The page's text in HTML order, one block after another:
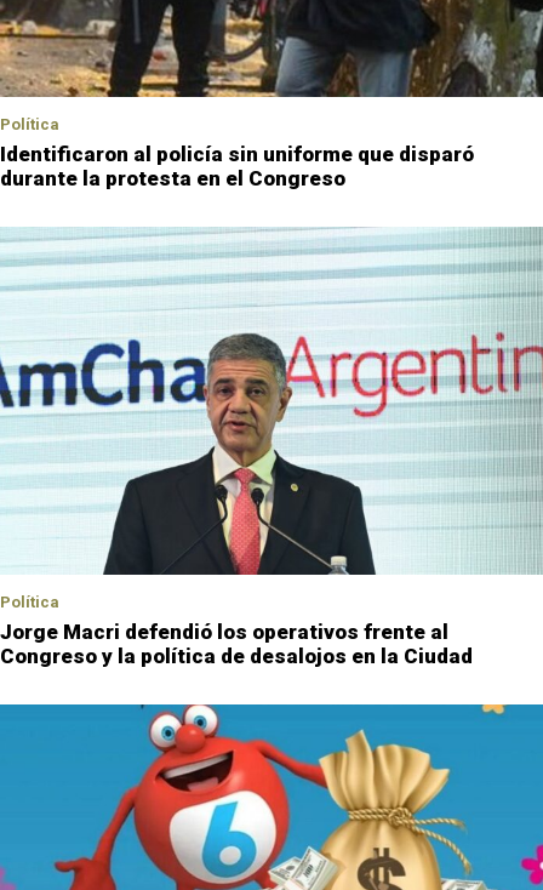
Política
Identificaron al policía sin uniforme que disparó
durante la protesta en el Congreso
Política
Jorge Macri defendió los operativos frente al
Congreso y la política de desalojos en la Ciudad